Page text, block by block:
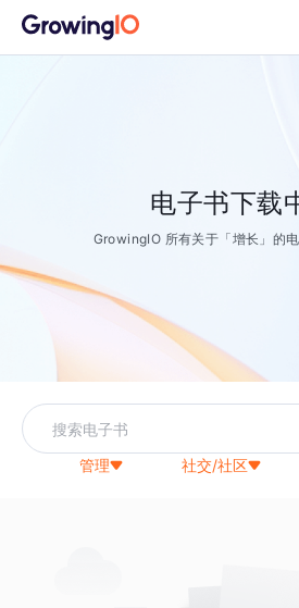
电子书下载
GrowingIO 所有关于「增长」的
管理 社交/社区